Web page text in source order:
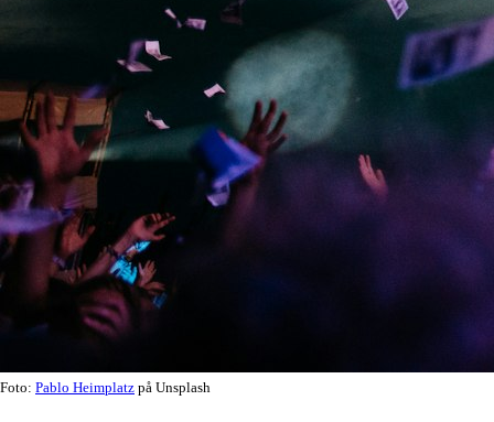
Foto: Pablo Heimplatz på Unsplash